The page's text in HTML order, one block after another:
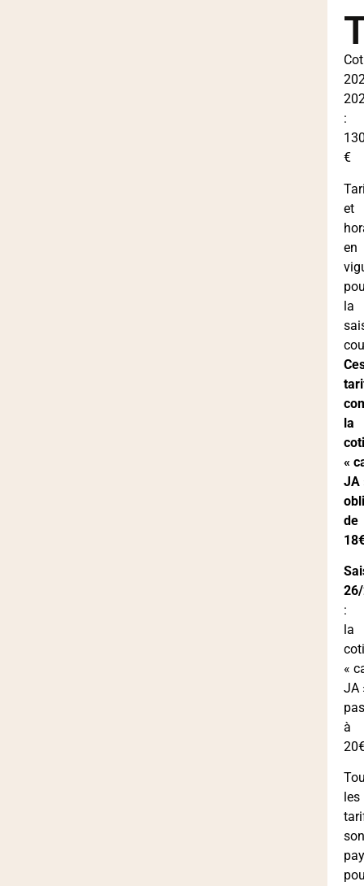
:
€
et
en
la
la
«
JA
de
:
la
«
JA
à
les